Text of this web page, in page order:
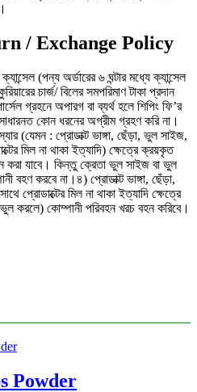
/ Exchange Policy
(পন্য অর্ডারের ৬ ঘন্টার মধ্যে ক্যান্সেল
চার্জ/ বিলের সমপরিমাণ টাকা প্রদান
গ্রহনে অপারগ বা ব্যর্থ হলে শিপিং ফি’র
কোন ধরনের অগ্রীম গ্রহণ করি না।
(যেমন : প্রোডাক্ট ভাঙ্গা, ছেঁড়া, ভুল সাইজ,
মিল না থাকা ইত্যাদি) ক্ষেত্রে ক্রয়কৃত
করা যাবে। কিন্তু ক্রেতা ভুল সাইজ বা ভুল
বহণ করবে না।৪) প্রোডাক্ট ভাঙ্গা, ছেঁড়া,
প্রোডাক্টের মিল না থাকা ইত্যাদি ক্ষেত্রে
ভুল করলে) কোম্পানী পরিবহন খরচ বহন করিবে।
Powder